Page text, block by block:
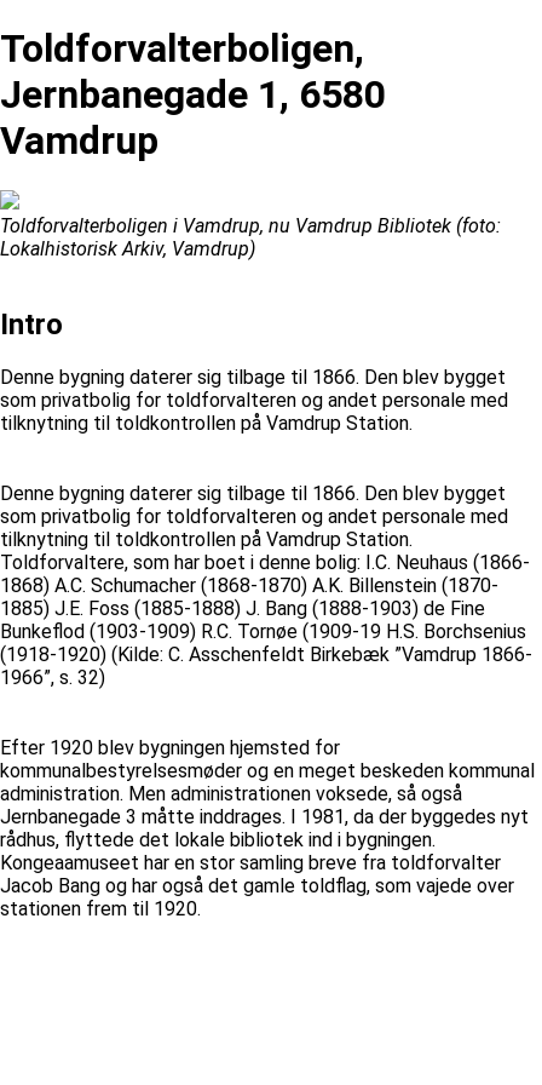
Toldforvalterboligen,
Jernbanegade 1, 6580
Vamdrup
Toldforvalterboligen i Vamdrup, nu Vamdrup Bibliotek (foto:
Lokalhistorisk Arkiv, Vamdrup)
Intro
Denne bygning daterer sig tilbage til 1866. Den blev bygget
som privatbolig for toldforvalteren og andet personale med
tilknytning til toldkontrollen på Vamdrup Station.
Denne bygning daterer sig tilbage til 1866. Den blev bygget
som privatbolig for toldforvalteren og andet personale med
tilknytning til toldkontrollen på Vamdrup Station.
Toldforvaltere, som har boet i denne bolig: I.C. Neuhaus (1866-
1868) A.C. Schumacher (1868-1870) A.K. Billenstein (1870-
1885) J.E. Foss (1885-1888) J. Bang (1888-1903) de Fine
Bunkeflod (1903-1909) R.C. Tornøe (1909-19 H.S. Borchsenius
(1918-1920) (Kilde: C. Asschenfeldt Birkebæk ”Vamdrup 1866-
1966”, s. 32)
Efter 1920 blev bygningen hjemsted for
kommunalbestyrelsesmøder og en meget beskeden kommunal
administration. Men administrationen voksede, så også
Jernbanegade 3 måtte inddrages. I 1981, da der byggedes nyt
rådhus, flyttede det lokale bibliotek ind i bygningen.
Kongeaamuseet har en stor samling breve fra toldforvalter
Jacob Bang og har også det gamle toldflag, som vajede over
stationen frem til 1920.